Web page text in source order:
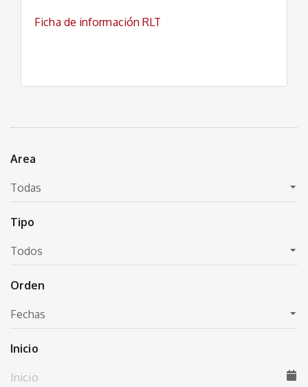
Ficha de información RLT
Area
Tipo
Orden
Inicio